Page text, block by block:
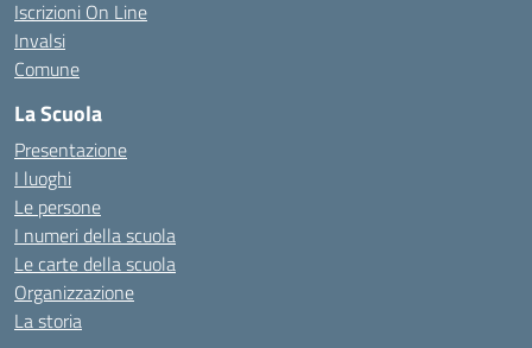
Iscrizioni On Line
Invalsi
Comune
La Scuola
Presentazione
I luoghi
Le persone
I numeri della scuola
Le carte della scuola
Organizzazione
La storia